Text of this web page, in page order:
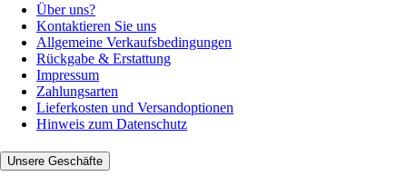
Über uns?
Kontaktieren Sie uns
Allgemeine Verkaufsbedingungen
Rückgabe & Erstattung
Impressum
Zahlungsarten
Lieferkosten und Versandoptionen
Hinweis zum Datenschutz
Unsere Geschäfte